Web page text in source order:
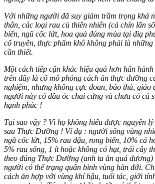
Với những người đã suy giảm trầm trọng khả
thân, các loại rau củ thiên nhiên (cả chín lẩn
biển, ngũ cốc lứt, hoa quả đúng mùa tại điạ
cổ truyền, thực phẩm khô không phải là
cần thiết.
Một cách tiếp cận khác hiệu quả hơn hẳn
trên đây là cố mô phỏng cách ăn thực dưỡng
nghiệm, nhưng không cực đoan, bảo thủ,
người này có đầu óc chai cứng và chưa có cả
hạnh phúc !
Tại sao vậy ? Vì họ không hiểu được nguyên
sau Thực Dưỡng ! Ví dụ : người sống vùng
ngũ cốc lứt, 15% rau đậu, rong biển, 10% cá
5% rau sống, 1 ít hoặc không có hạt, trái cây
theo đúng Thực Dưỡng (anh ta ăn quá
người có thể trạng quân bình vùng hàn đới.
cách ăn hợp với vùng khí hậu, tuổi tác, giới